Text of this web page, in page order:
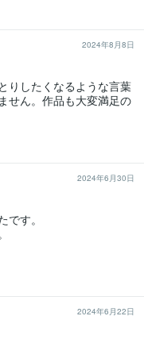
2024年8月8日
りしたくなるような言葉
せん。作品も大変満足の
2024年6月30日
す。
2024年6月22日